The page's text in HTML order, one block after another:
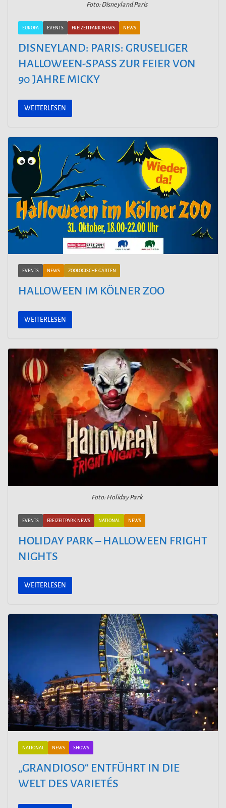
Foto: Disneyland Paris
EUROPA EVENTS FREIZEITPARK NEWS NEWS
DISNEYLAND: PARIS: GRUSELIGER
HALLOWEEN-SPASS ZUR FEIER VON 9
0 JAHRE MICKY
WEITERLESEN
EVENTS NEWS ZOOLOGISCHE GÄRTEN
HALLOWEEN IM KÖLNER ZOO
WEITERLESEN
Foto: Holiday Park
EVENTS FREIZEITPARK NEWS NATIONAL NEWS
HOLIDAY PARK – HALLOWEEN FRIGHT
NIGHTS
WEITERLESEN
NATIONAL NEWS SHOWS
„GRANDIOSO“ ENTFÜHRT IN DIE
WELT DES VARIETÉS